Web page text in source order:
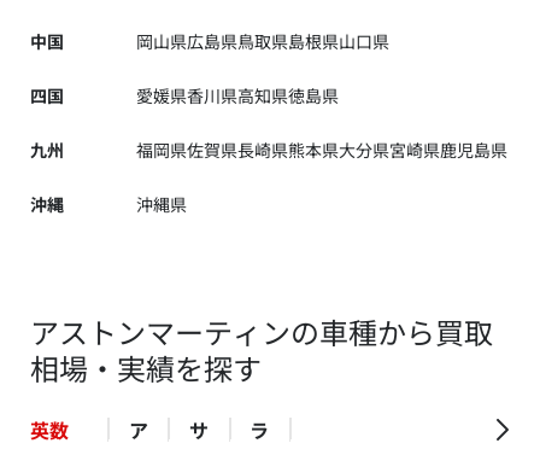
中国 岡山県広島県鳥取県島根県山口県
四国 愛媛県香川県高知県徳島県
九州 福岡県佐賀県長崎県熊本県大分県宮崎県鹿児島県
沖縄 沖縄県
アストンマーティンの車種から買取
相場・実績を探す
英数 ア サ
ラ